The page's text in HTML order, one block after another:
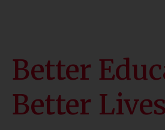
Better
Better Lives